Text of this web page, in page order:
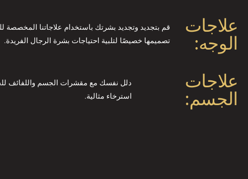
علاجات
الوجه:
قم بتجديد وتجديد بشرتك باستخدام علاجاتنا المخصصة
تصميمها خصيصًا لتلبية احتياجات بشرة الرجال الفريدة.
علاجات
الجسم:
دلل نفسك مع مقشرات الجسم واللفائف
استرخاء مثالية.